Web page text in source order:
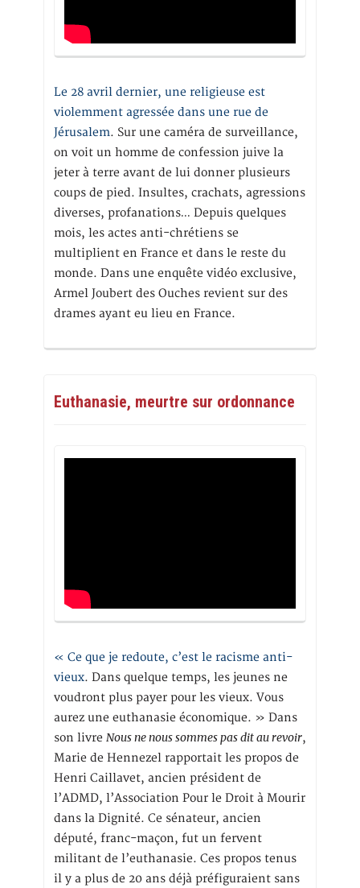
Le 28 avril dernier, une religieuse est
violemment agressée dans une rue de
Jérusalem. Sur une caméra de surveillance,
on voit un homme de confession juive la
jeter à terre avant de lui donner plusieurs
coups de pied. Insultes, crachats, agressions
diverses, profanations… Depuis quelques
mois, les actes anti-chrétiens se
multiplient en France et dans le reste du
monde. Dans une enquête vidéo exclusive,
Armel Joubert des Ouches revient sur des
drames ayant eu lieu en France.
Euthanasie, meurtre sur ordonnance
« Ce que je redoute, c’est le racisme anti-
vieux. Dans quelque temps, les jeunes ne
voudront plus payer pour les vieux. Vous
aurez une euthanasie économique. » Dans
son livre Nous ne nous sommes pas dit au revoir,
Marie de Hennezel rapportait les propos de
Henri Caillavet, ancien président de
l’ADMD, l’Association Pour le Droit à Mourir
dans la Dignité. Ce sénateur, ancien
député, franc-maçon, fut un fervent
militant de l’euthanasie. Ces propos tenus
il y a plus de 20 ans déjà préfiguraient sans